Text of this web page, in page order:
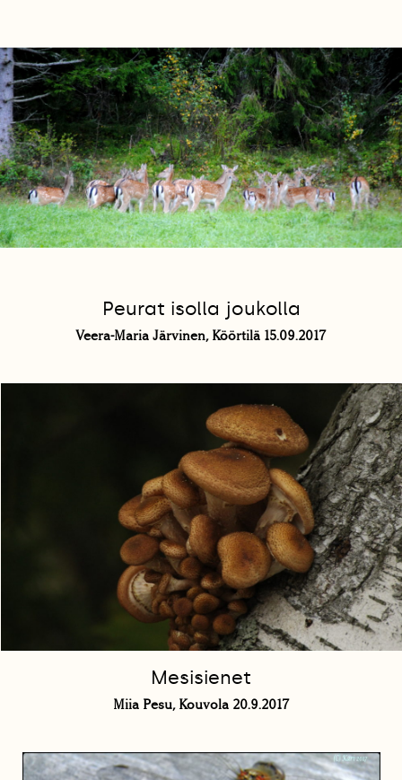
Peurat isolla joukolla
Veera-Maria Järvinen, Köörtilä 15.09.2017
Mesisienet
Miia Pesu, Kouvola 20.9.2017